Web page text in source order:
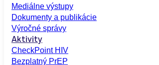
Mediálne výstupy
Dokumenty a publikácie
Výročné správy
Aktivity
CheckPoint HIV
Bezplatný PrEP